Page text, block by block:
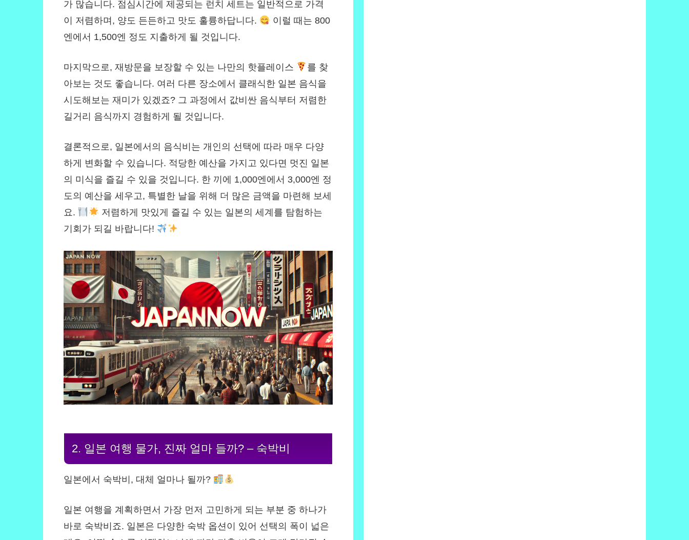
가 많습니다. 점심시간에 제공되는 런치 세트는 일반적으로 가격
이 저렴하며, 양도 든든하고 맛도 훌륭하답니다.
이럴 때는 800
엔에서 1,500엔 정도 지출하게 될 것입니다.
마지막으로, 재방문을 보장할 수 있는 나만의 핫플레이스
를 찾
아보는 것도 좋습니다. 여러 다른 장소에서 클래식한 일본 음식을
시도해보는 재미가 있겠죠? 그 과정에서 값비싼 음식부터 저렴한
길거리 음식까지 경험하게 될 것입니다.
결론적으로, 일본에서의 음식비는 개인의 선택에 따라 매우 다양
하게 변화할 수 있습니다. 적당한 예산을 가지고 있다면 멋진 일본
의 미식을 즐길 수 있을 것입니다. 한 끼에 1,000엔에서 3,000엔 정
도의 예산을 세우고, 특별한 날을 위해 더 많은 금액을 마련해 보세
요.
저렴하게 맛있게 즐길 수 있는 일본의 세계를 탐험하는
기회가 되길 바랍니다!
2. 일본 여행 물가, 진짜 얼마 들까? – 숙박비
일본에서 숙박비, 대체 얼마나 될까?
일본 여행을 계획하면서 가장 먼저 고민하게 되는 부분 중 하나가
바로 숙박비죠. 일본은 다양한 숙박 옵션이 있어 선택의 폭이 넓은